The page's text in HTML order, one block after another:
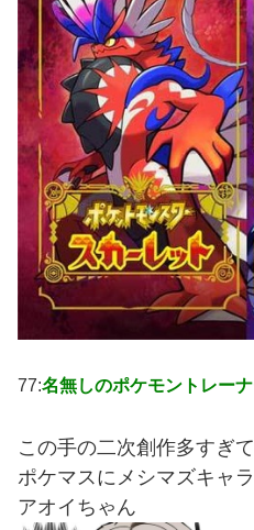
77:名無しのポケモントレー
この手の二次創作多すぎて
ポケマスにメシマズキャ
アオイちゃん